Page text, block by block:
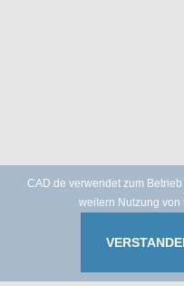
CAD.de verwendet zum
weitern Nutzung von